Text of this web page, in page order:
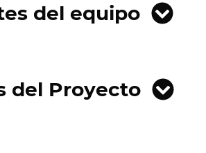
del equipo
del Proyecto